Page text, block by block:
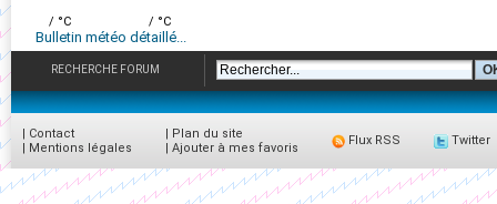
/ °C / °C
Bulletin météo détaillé...
RECHERCHE FORUM
| Contact
| Mentions légales
| Plan du site
| Ajouter à mes favoris
Flux RSS Twitter